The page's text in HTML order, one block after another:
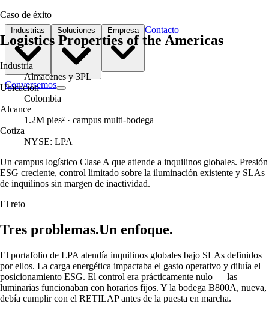
Empresa Contacto
Conversemos
Caso de éxito
Logistics Properties of the Americas
Industria
Almacenes y 3PL
Ubicación
Colombia
Alcance
1.2M pies² · campus multi-bodega
Cotiza
NYSE: LPA
Un campus logístico Clase A que atiende a inquilinos globales. Presión
ESG creciente, control limitado sobre la iluminación existente y SLAs
de inquilinos sin margen de inactividad.
El reto
Tres problemas.Un enfoque.
El portafolio de LPA atendía inquilinos globales bajo SLAs definidos
por ellos. La carga energética impactaba el gasto operativo y diluía el
posicionamiento ESG. El control era prácticamente nulo — las
luminarias funcionaban con horarios fijos. Y la bodega B800A, nueva,
debía cumplir con el RETILAP antes de la puesta en marcha.